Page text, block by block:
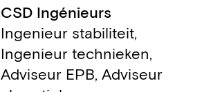
CSD Ingénieurs
Ingenieur stabiliteit,
Ingenieur technieken,
Adviseur EPB, Adviseur